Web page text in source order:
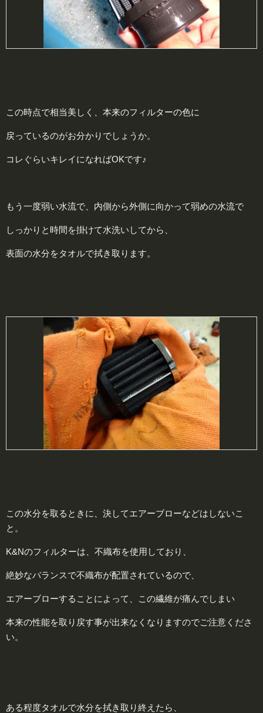
この時点で相当美しく、本来のフィルターの色に
戻っているのがお分かりでしょうか。
コレぐらいキレイになればOKです♪
もう一度弱い水流で、内側から外側に向かって弱めの水流で
しっかりと時間を掛けて水洗いしてから、
表面の水分をタオルで拭き取ります。
この水分を取るときに、決してエアーブローなどはしないこ
と。
K&Nのフィルターは、不織布を使用しており、
絶妙なバランスで不織布が配置されているので、
エアーブローすることによって、この繊維が痛んでしまい
本来の性能を取り戻す事が出来なくなりますのでご注意くださ
い。
ある程度タオルで水分を拭き取り終えたら、